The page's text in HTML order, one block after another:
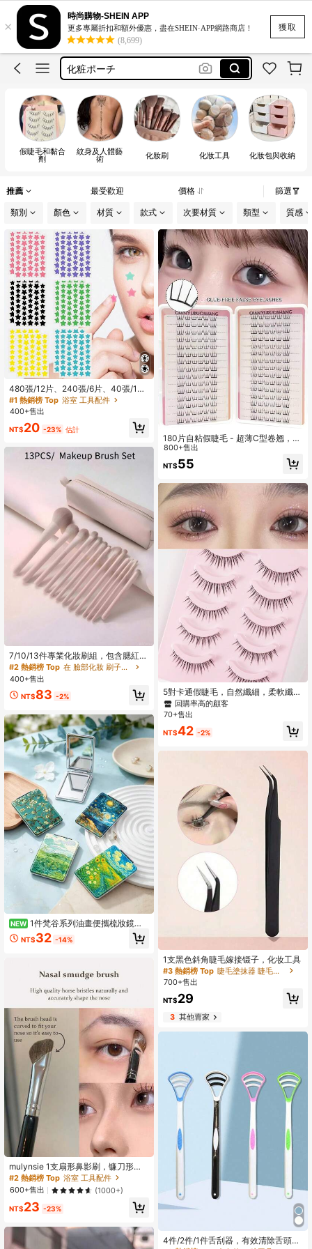
獲取
×
時尚購物-SHEIN APP
更多專屬折扣和額外優惠，盡在SHEIN·APP網路商店！
(8,699)
makeup
romwe
化妝包
化粧ポーチ
makeup
romwe
假睫毛和黏合
劑
紋身及人體藝
術 化妝刷 化妝工具 化妝包與收納
推薦 最受歡迎 價格 篩選
類別 顏色 材質 款式 次要材質 類型 質感
480張/12片、240張/6片、40張/1片
臉部星星貼紙，萬聖節裝飾貼紙、聖
誕裝飾貼紙、五角星貼紙、彩色裝飾
貼紙，適用於派對節日照片裝飾、臉
部裝飾貼紙、派對裝飾貼紙、房間裝
品、裝飾配件，經濟實惠且實用，聖
誕襪填充物、化妝工具、平價商品、
#1 熱銷榜 Top 浴室 工具配件
400+售出
NT$20 -23% 估計
7/10/13件專業化妝刷組，包含腮紅
刷、修容刷、底妝刷、鼻刷、眉刷、
唇刷、細節刷、遮瑕刷、蜜粉刷，柔
軟刷毛，附便攜收納袋
回購率高的顧客
#2 熱銷榜 Top
在 臉部化妝 刷子套裝
回購率高的顧客
#2 熱銷榜 Top
在 臉部化妝 刷子套裝
回購率高的顧客
#2 熱銷榜 Top
400+售出
NT$83 -2%
NEW 1件梵谷系列油畫便攜梳妝鏡，
可折疊輕量超薄方便手鏡，耐用PU皮
革，適用多種場景與所有人，可折疊
疊結構，耐用可靠防摔，易於攜帶，
手持化妝鏡，180°翻蓋多功能
NT$32 -14%
mulynsie 1支扇形鼻影刷，镰刀形眼
影刷，斜角小扇形高光晕染刷，专用
于鼻部轮廓修饰的化妆刷，价格实
惠，可用于房间装饰、梳妆台、旅
行、卧室、化妆配件、圣诞礼物、化
妆、化妆工具、廉价好物、礼品、女
士礼品、圣诞礼物、赠品、旅行、廉
价好物、旅行必备品
#2 熱銷榜 Top 浴室 工具配件
600+售出
(1000+)
NT$23 -23%
180片自粘假睫毛 - 超薄C型卷翘，无
需胶水，打造自然妆效，适合日常及
各种场合，新手友好型DIY假睫毛，可
重复使用，适用于派对、拍照、戏剧
毛，化妆
800+售出
NT$55
5對卡通假睫毛，自然纖細，柔軟纖
維，交叉設計，細黑睫毛帶，舒適不
刺激；可重複使用，適合日常化妝，
歐美風
回購率高的顧客
70+售出
NT$42 -2%
1支黑色斜角睫毛嫁接镊子，化妆工具
#3 熱銷榜 Top
睫毛塗抹器 睫毛工具
700+售出
NT$29
3其他賣家
4件/2件/1件舌刮器，有效清除舌頭細
回購率高的顧客